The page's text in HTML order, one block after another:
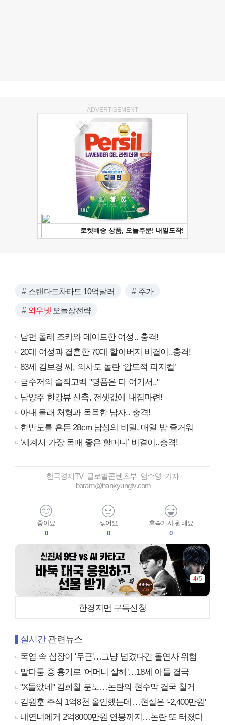
ADVERTISEMENT
스탠다드차타드 10억달러 주가
와우넷 오늘장전략
남편 몰래 조카와 데이트한 여성.. 충격!
20대 여성과 결혼한 70대 할아버지 비결이..충격!
83세 김보경 씨, 의사도 놀란 ‘압도적 피지컬’
금수저의 솔직고백 "명품은 다 여기서.."
남양주 한강뷰 신축, 전셋값에 내집마련!
아내 몰래 처형과 목욕한 남자.. 충격!
한반도를 흔든 28cm 남성의 비밀, 매일 밤 즐거워
‘세계서 가장 몸매 좋은 할머니’ 비결이..충격!
한국경제TV 글로벌콘텐츠부 엄수영 기자
boram@hankyungtv.com
좋아요
0
싫어요
0
후속기사 원해요
0
4/5
한경지면 구독신청
실시간관련뉴스
폭염 속 심장이 '두근'…그냥 넘겼다간 돌연사 위험
말다툼 중 흉기로 '어머니 살해'…18세 아들 결국
"X돌았네" 김희철 분노…논란의 현수막 결국 철거
김원훈 주식 1억8천 올인했는데…현실은 '-2,400만원'
내연녀에게 2억8000만원 연봉까지…논란 또 터졌다